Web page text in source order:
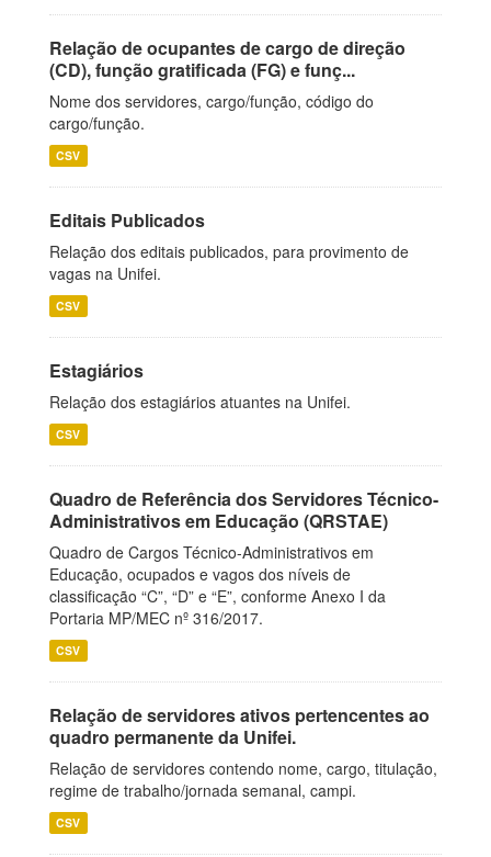
Relação de ocupantes de cargo de direção
(CD), função gratificada (FG) e funç...
Nome dos servidores, cargo/função, código do
cargo/função.
CSV
Editais Publicados
Relação dos editais publicados, para provimento de
vagas na Unifei.
CSV
Estagiários
Relação dos estagiários atuantes na Unifei.
CSV
Quadro de Referência dos Servidores Técnico-
Administrativos em Educação (QRSTAE)
Quadro de Cargos Técnico-Administrativos em
Educação, ocupados e vagos dos níveis de
classificação “C”, “D” e “E”, conforme Anexo I da
Portaria MP/MEC nº 316/2017.
CSV
Relação de servidores ativos pertencentes ao
quadro permanente da Unifei.
Relação de servidores contendo nome, cargo, titulação,
regime de trabalho/jornada semanal, campi.
CSV